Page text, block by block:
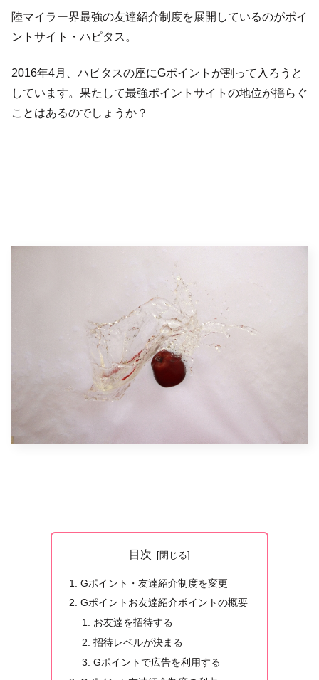
陸マイラー界最強の友達紹介制度を展開しているのがポイ
ントサイト・ハピタス。
2016年4月、ハピタスの座にGポイントが割って入ろうと
しています。果たして最強ポイントサイトの地位が揺らぐ
ことはあるのでしょうか？
目次
Gポイント・友達紹介制度を変更
Gポイントお友達紹介ポイントの概要
お友達を招待する
招待レベルが決まる
Gポイントで広告を利用する